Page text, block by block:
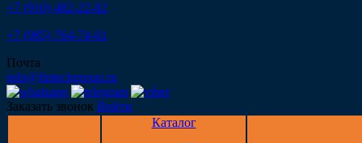
+7 (910) 482-22-82
+7 (985) 764-74-61
Почта
info@fintechgroup.ru
Заказать звонок Войти
Каталог